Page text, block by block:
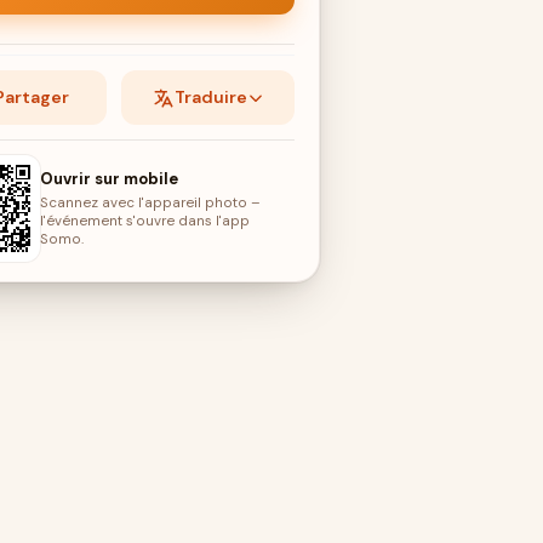
Traduire
Ouvrir sur mobile
Scannez avec l'appareil photo –
l'événement s'ouvre dans l'app
Somo.